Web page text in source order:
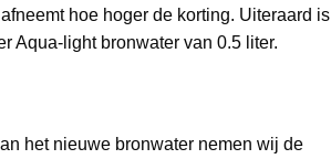
hoe hoger de korting. Uiteraard is
Aqua-light bronwater van 0.5 liter.
het nieuwe bronwater nemen wij de